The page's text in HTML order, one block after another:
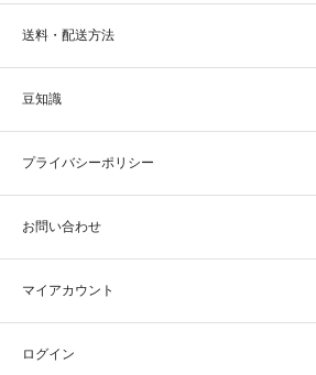
送料・配送方法
豆知識
プライバシーポリシー
お問い合わせ
マイアカウント
ログイン